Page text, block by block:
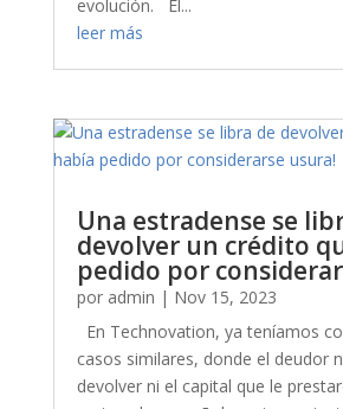
evolución. El...
leer más
Una estradense se
devolver un crédito
pedido por
por admin | Nov 15, 2023
En Technovation, ya teníamos
casos similares, donde el deudor
devolver ni el capital que le